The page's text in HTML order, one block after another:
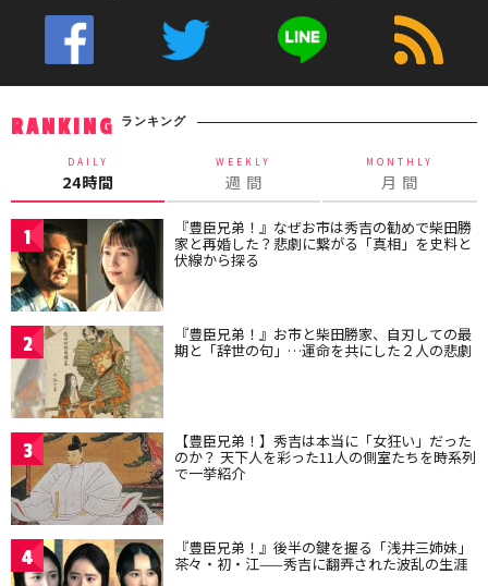
RANKING ランキング
DAILY
24時間
WEEKLY
週 間
MONTHLY
月 間
1 『豊臣兄弟！』なぜお市は秀吉の勧めで柴田勝
家と再婚した？悲劇に繋がる「真相」を史料と
伏線から探る
2 『豊臣兄弟！』お市と柴田勝家、自刃しての最
期と「辞世の句」…運命を共にした２人の悲劇
3 【豊臣兄弟！】秀吉は本当に「女狂い」だった
のか？ 天下人を彩った11人の側室たちを時系列
で一挙紹介
4 『豊臣兄弟！』後半の鍵を握る「浅井三姉妹」
茶々・初・江——秀吉に翻弄された波乱の生涯